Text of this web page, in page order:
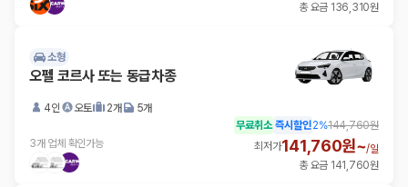
총 요금 136,310원
소형
오펠 코르사 또는 동급차종
4인 오토 2개 5개
3개 업체 확인가능
무료취소 즉시할인2%144,760원
최저가141,760원~/일
총 요금 141,760원